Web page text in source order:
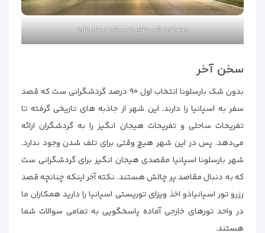
بارسلونا شب‌های همیشه بیدار دارد
سخن آخر
بدون شک بارسلونا انتخاب اول ۹۰ درصد گردشگرانی ست که قصد
سفر به اسپانیا را دارند. این شهر از جاذبه های تاریخی گرفته تا
تفریحات ساحلی و تفریحات هیجان انگیز را به گردشگران ارائه
می‌دهد. پس در این شهر هیچ وقتی برای تلف شدن وجود ندارد.
شهر بارسلونا اسپانیا مقصدی هیجان انگیز برای گردشگرانی ست
که به دنبال مقاصد پر چالش هستند. نکته آخر اینکه چنانچه قصد
رزرو تور اسپانیاذو اخذ ویزای توریستی اسپانیا را دارید همکاران ما
در واحد تورهای خارجی آماده پاسخگویی به تمامی سوالات شما
هستند.